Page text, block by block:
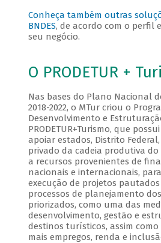
Conheça também outras
BNDES, de acordo com o perfil
seu negócio.
O PRODETUR +
Nas bases do Plano Nacional
2018-2022, o MTur criou o
Desenvolvimento e
PRODETUR+Turismo, que
apoiar estados, Distrito
privado da cadeia produtiva do
a recursos provenientes de
nacionais e internacionais,
execução de projetos
processos de planejamento
priorizados, como uma das
desenvolvimento, gestão e
destinos turísticos, assim como
mais empregos, renda e